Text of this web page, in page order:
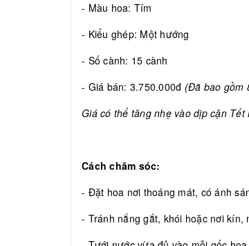
- Màu hoa: Tím
- Kiểu ghép: Một hướng
- Số cành: 15 cành
- Giá bán: 3.750.000đ (Đã bao gồm
Giá có thể tăng nhẹ vào dịp cận Tết
Cách chăm sóc:
- Đặt hoa nơi thoáng mát, có ánh
- Tránh nắng gắt, khói hoặc nơi kín,